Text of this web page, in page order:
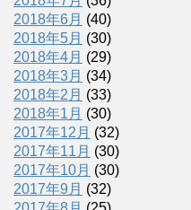
2018年6月 (40)
2018年5月 (30)
2018年4月 (29)
2018年3月 (34)
2018年2月 (33)
2018年1月 (30)
2017年12月 (32)
2017年11月 (30)
2017年10月 (30)
2017年9月 (32)